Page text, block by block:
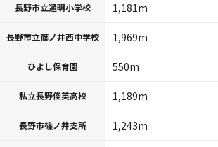
長野市立通明小学校 1,181m
長野市立篠ノ井西中学校 1,969m
ひよし保育園 550m
私立長野俊英高校 1,189m
長野市篠ノ井支所 1,243m